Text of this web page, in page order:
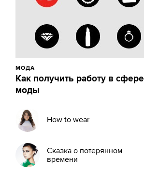
МОДА
Как получить работу в сфере
моды
How to wear
Сказка о потерянном
времени